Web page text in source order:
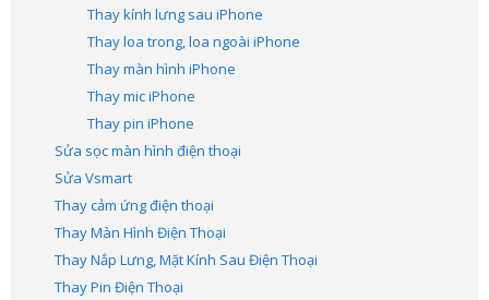
Thay kính lưng sau iPhone
Thay loa trong, loa ngoài iPhone
Thay màn hình iPhone
Thay mic iPhone
Thay pin iPhone
Sửa sọc màn hình điện thoại
Sửa Vsmart
Thay cảm ứng điện thoại
Thay Màn Hình Điện Thoại
Thay Nắp Lưng, Mặt Kính Sau Điện Thoại
Thay Pin Điện Thoại